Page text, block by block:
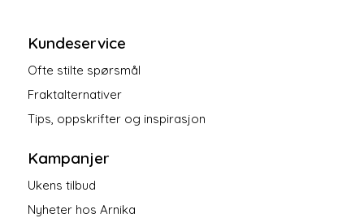
Kundeservice
Ofte stilte spørsmål
Fraktalternativer
Tips, oppskrifter og inspirasjon
Kampanjer
Ukens tilbud
Nyheter hos Arnika